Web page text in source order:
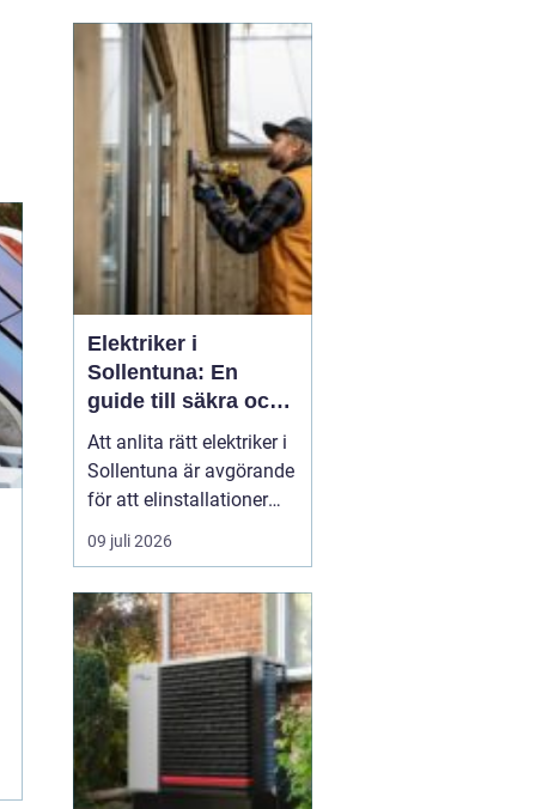
som går att använda
större delen av året, med
bra skydd mot sol, vind
och reg...
Elektriker i
Sollentuna: En
guide till säkra och
pålitliga
elinstallationer
Att anlita rätt elektriker i
Sollentuna är avgörande
för att elinstallationer
ska fungera säkert,
effektivt och enligt
Oavsett om det gäller ett
mindre arbete i hemmet
eller ett mer omfattande
pr...
09 juli 2026